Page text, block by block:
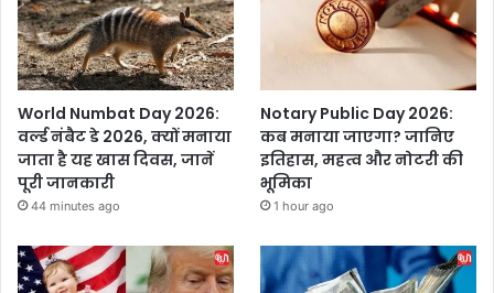
World Numbat Day 2026:
वर्ल्ड नंबैट डे 2026, क्यों मनाया
जाता है यह खास दिवस, जानें
पूरी जानकारी
44 minutes ago
Notary Public Day 2026:
कब मनाया जाएगा? जानिए
इतिहास, महत्व और नोटरी की
भूमिका
1 hour ago